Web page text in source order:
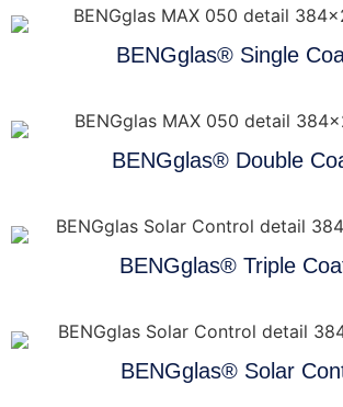
BENGglas® Single
BENGglas® Double
BENGglas® Triple
BENGglas® Solar